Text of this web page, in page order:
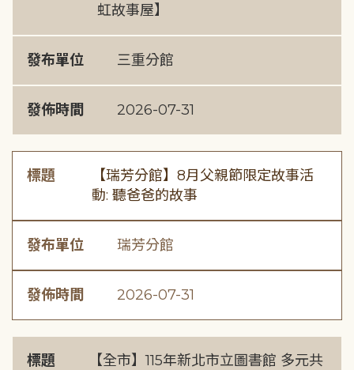
虹故事屋】
發布單位 三重分館
發佈時間 2026-07-31
標題
【瑞芳分館】8月父親節限定故事活
動: 聽爸爸的故事
發布單位 瑞芳分館
發佈時間 2026-07-31
標題
【全市】115年新北市立圖書館 多元共